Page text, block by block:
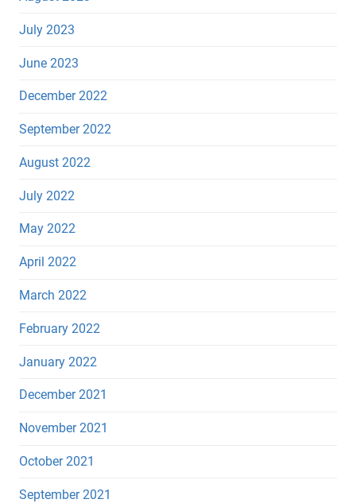
July 2023
June 2023
December 2022
September 2022
August 2022
July 2022
May 2022
April 2022
March 2022
February 2022
January 2022
December 2021
November 2021
October 2021
September 2021